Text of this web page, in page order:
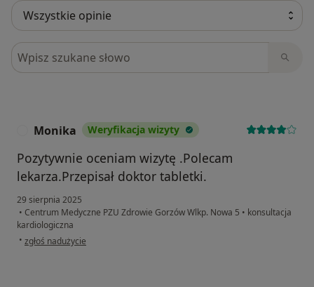
Szukaj w opiniach
Monika Weryfikacja wizyty
Pozytywnie oceniam wizytę .Polecam
lekarza.Przepisał doktor tabletki.
29 sierpnia 2025
• Centrum Medyczne PZU Zdrowie Gorzów Wlkp. Nowa 5 • konsultacja
kardiologiczna
• w opinii użytkownika Monika
zgłoś nadużycie